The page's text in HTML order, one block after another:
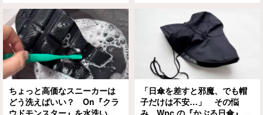
ちょっと高価なスニーカーは
どう洗えばいい？ On『クラ
ウドモンスター』を水洗いと
「日傘を差すと邪魔、でも帽
子だけは不安…」 その悩
み、Wpc.の『かぶる日傘』が